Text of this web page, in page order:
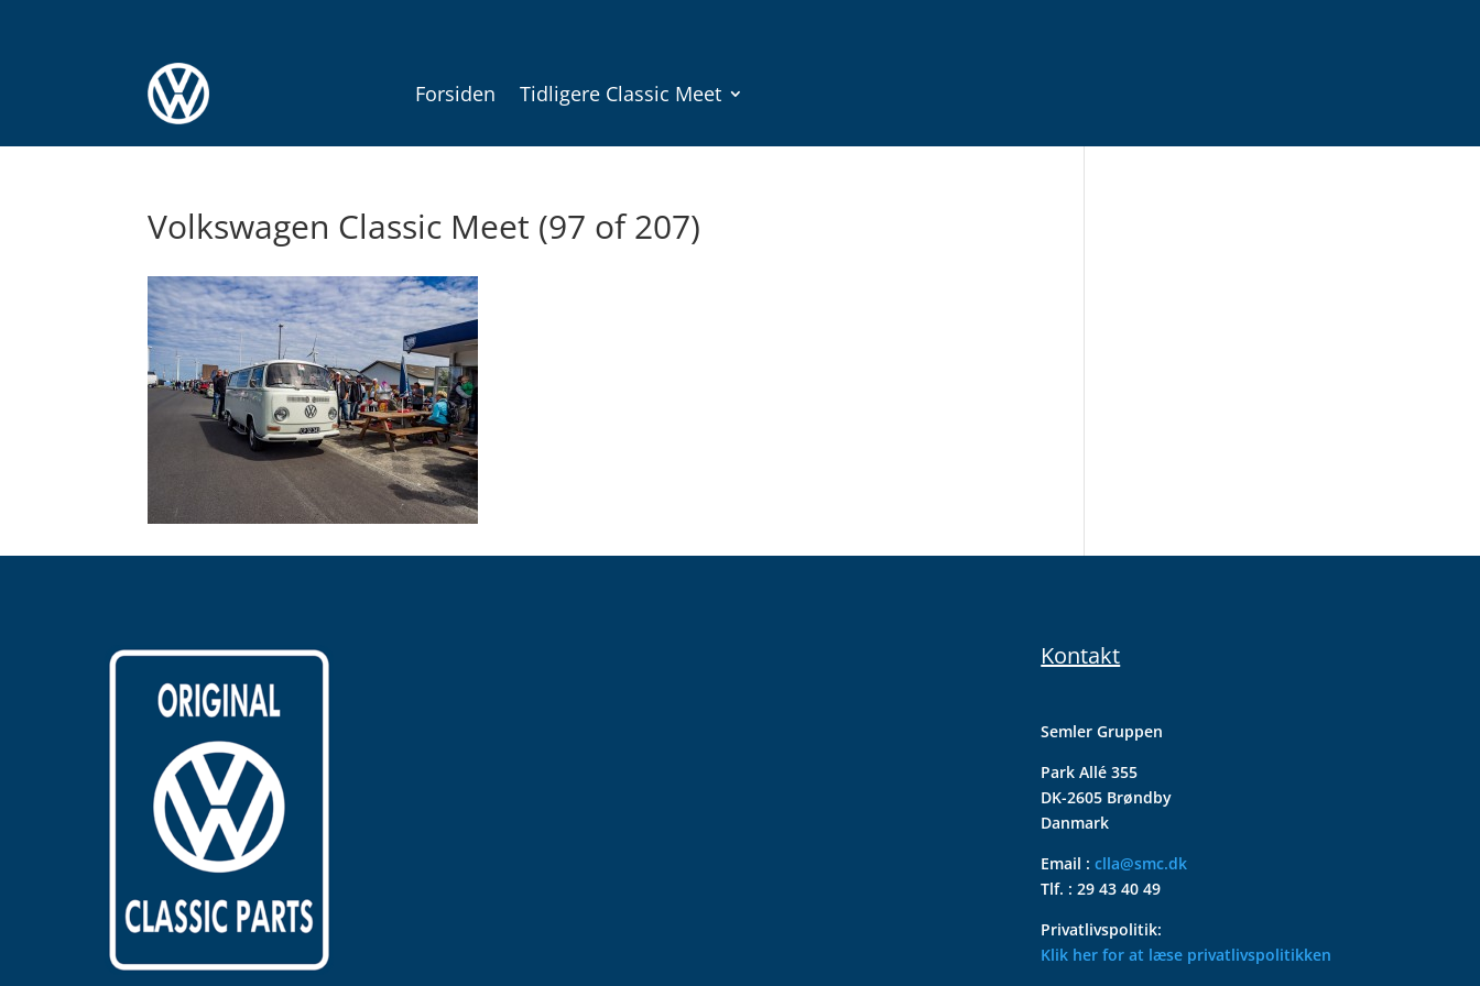
Forsiden Tidligere Classic Meet
Volkswagen Classic Meet (97 of 207)
Kontakt
Semler Gruppen
Park Allé 355
DK-2605 Brøndby
Danmark
Email :clla@smc.dk
Tlf. : 29 43 40 49
Privatlivspolitik:
Klik her for at læse privatlivspolitikken